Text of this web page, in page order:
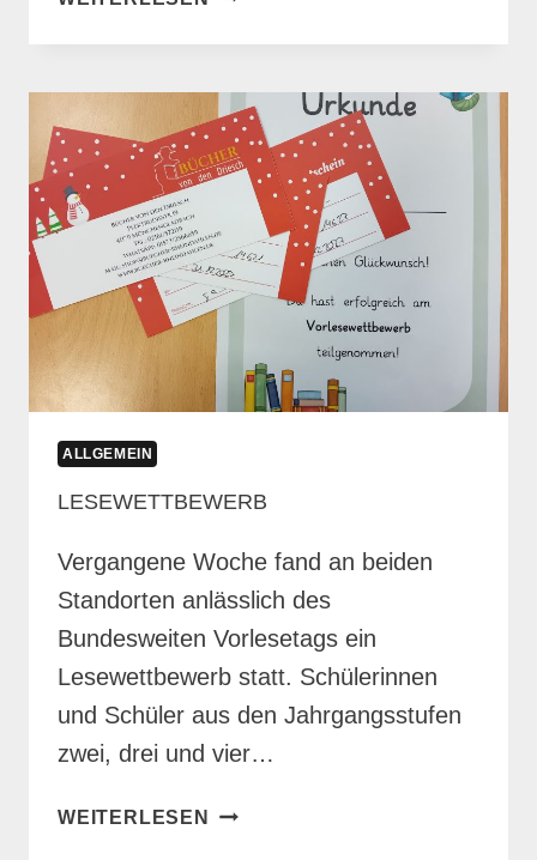
NIKOLAUS
ALLGEMEIN
LESEWETTBEWERB
Vergangene Woche fand an beiden
Standorten anlässlich des
Bundesweiten Vorlesetags ein
Lesewettbewerb statt. Schülerinnen
und Schüler aus den Jahrgangsstufen
zwei, drei und vier…
WEITERLESEN LESEWETTBEWERB